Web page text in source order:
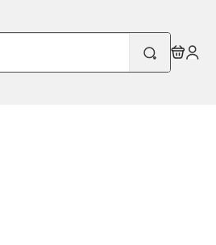
Search
for: